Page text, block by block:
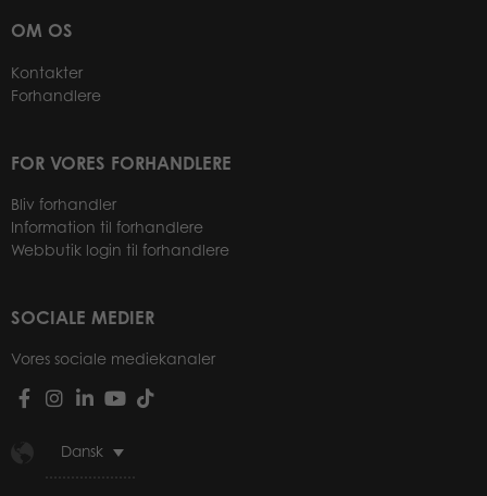
OM OS
Kontakter
Forhandlere
FOR VORES FORHANDLERE
Bliv forhandler
Information til forhandlere
Webbutik login til forhandlere
SOCIALE MEDIER
Vores sociale mediekanaler
Dansk